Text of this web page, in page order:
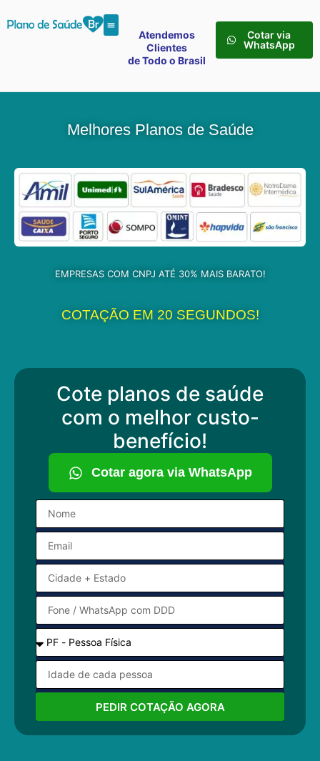
Atendemos
Clientes
de Todo o Brasil
Cotar via
WhatsApp
Melhores Planos de Saúde
EMPRESAS COM CNPJ ATÉ 30% MAIS BARATO!
COTAÇÃO EM 20 SEGUNDOS!
Cote planos de saúde
com o melhor custo-
benefício!
Cotar agora via WhatsApp
PEDIR COTAÇÃO AGORA